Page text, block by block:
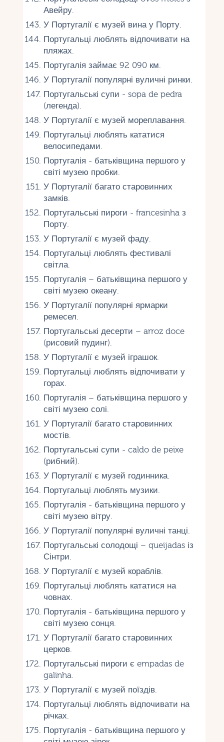
Авейру.
У Португалії є музей вина у Порту.
Португальці люблять відпочивати на
пляжах.
Португалія займає 92 090 км.
У Португалії популярні вуличні ринки.
Португальські супи - sopa de pedra
(легенда).
У Португалії є музей мореплавання.
Португальці люблять кататися
велосипедами.
Португалія - ​​батьківщина першого у
світі музею пробки.
У Португалії багато старовинних
замків.
Португальські пироги - francesinha з
Порту.
У Португалії є музей фаду.
Португальці люблять фестивалі
світла.
Португалія – батьківщина першого у
світі музею океану.
У Португалії популярні ярмарки
ремесел.
Португальські десерти – arroz doce
(рисовий пудинг).
У Португалії є музей іграшок.
Португальці люблять відпочивати у
горах.
Португалія – батьківщина першого у
світі музею солі.
У Португалії багато старовинних
мостів.
Португальські супи - caldo de peixe
(рибний).
У Португалії є музей годинника.
Португальці люблять музики.
Португалія - ​​батьківщина першого у
світі музею вітру.
У Португалії популярні вуличні танці.
Португальські солодощі – queijadas із
Сінтри.
У Португалії є музей кораблів.
Португальці люблять кататися на
човнах.
Португалія - ​​батьківщина першого у
світі музею сонця.
У Португалії багато старовинних
церков.
Португальські пироги є empadas de
galinha.
У Португалії є музей поїздів.
Португальці люблять відпочивати на
річках.
Португалія - ​​батьківщина першого у